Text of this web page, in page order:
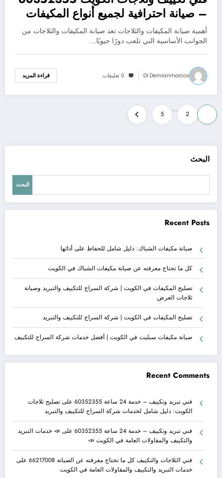
– صيانة احترافية لجميع أنواع المكيفات
والثلاجات
أهمية صيانة المكيفات والثلاجات تعد صيانة المكيفات والثلاجات من
الجوانب الأساسية التي تلعب دورًا حيويًا…
Dr.demianmorcos 0 تعليقات قراءة المزيد
Posts
pagination
2
…
5
البحث
البحث
Recent Posts
صيانة مكيفات الشباك: دليل شامل للحفاظ على أدائها
كل ما تحتاج معرفته عن صيانة مكيفات الشباك في الكويت
تصليح المكيفات في الكويت | شركة السراج للتكييف والتبريد وصيانة
ثلاجات العرض
تصليح المكيفات في الكويت | شركة السراج للتكييف والتبريد
صيانة مكيفات سبليت في الكويت | أفضل خدمات شركة السراج للتكييف
Recent Comments
فني تبريد وتكييف – خدمة 24 ساعة 60352355 على تصليح ثلاجات
الكويت: دليل شامل لخدمات شركة السراج للتكييف والتبريد
فني تبريد وتكييف – خدمة 24 ساعة 60352355 على 📣 خدمات التبريد
والتكييف والمقاولات العامة في الكويت 📣
فني الثلاجات والتكييف كل ما تحتاج معرفته عن الصيانة 66217008
على
خدمات التبريد والتكييف والمقاولات العامة في الكويت